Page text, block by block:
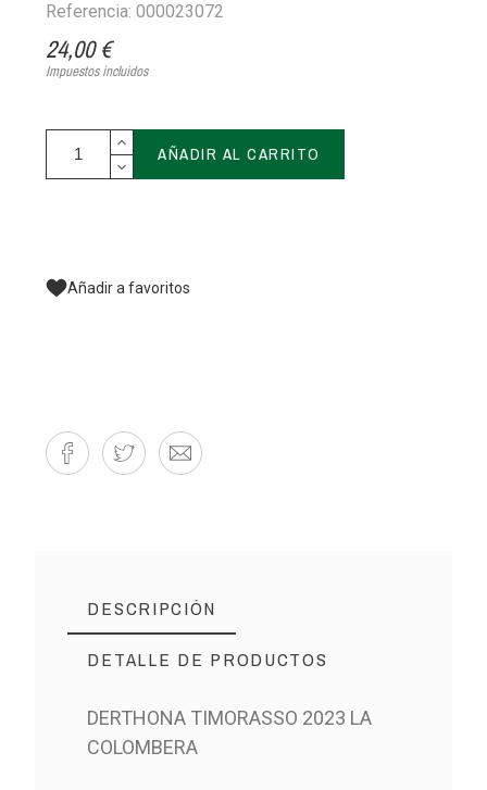
Referencia: 000023072
24,00 €
Impuestos incluidos
AÑADIR AL CARRITO
Añadir a favoritos
DESCRIPCIÓN
DETALLE DE PRODUCTOS
DERTHONA TIMORASSO 2023 LA
COLOMBERA